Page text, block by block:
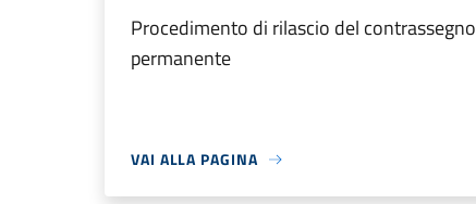
Procedimento di rilascio del contrassegno
permanente
VAI ALLA PAGINA